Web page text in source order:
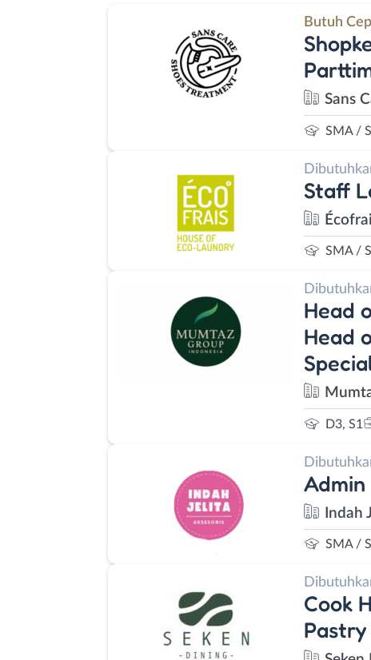
Butuh
Sans
SMA /
Staff
SMA /
Head
Head
D3, S1
Admin
Indah
SMA /
Cook